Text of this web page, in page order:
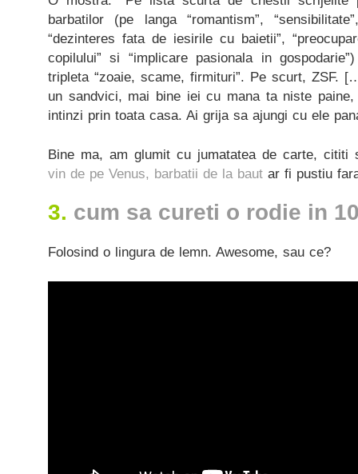
barbatilor (pe langa “romantism”,
“dezinteres fata de iesirile cu baietii”,
copilului” si “implicare pasionala in
tripleta “zoaie, scame, firmituri”. Pe scurt, ZSF.
un sandvici, mai bine iei cu mana ta niste
intinzi prin toata casa. Ai grija sa ajungi cu ele
Bine ma, am glumit cu jumatatea de carte,
vin de pe Venus, barbatii de la baut ar fi pustiu
3. cum sa cureti o rodie in
Folosind o lingura de lemn. Awesome, sau ce?